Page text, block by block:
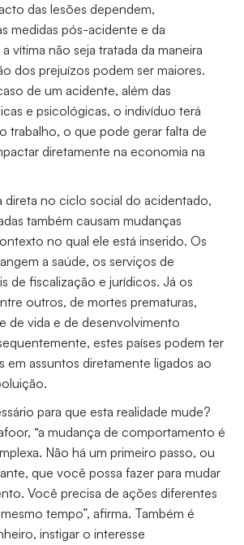
das lesões dependem,
medidas pós-acidente e da
vítima não seja tratada da maneira
dos prejuízos podem ser maiores.
de um acidente, além das
e psicológicas, o indivíduo terá
trabalho, o que pode gerar falta de
diretamente na economia na
direta no ciclo social do acidentado,
também causam mudanças
no qual ele está inserido. Os
a saúde, os serviços de
de fiscalização e jurídicos. Já os
outros, de mortes prematuras,
de vida e de desenvolvimento
estes países podem ter
em assuntos diretamente ligados ao
para que esta realidade mude?
“a mudança de comportamento é
Não há um primeiro passo, ou
que você possa fazer para mudar
Você precisa de ações diferentes
tempo”, afirma. Também é
instigar o interesse